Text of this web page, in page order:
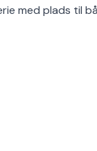
med plads til